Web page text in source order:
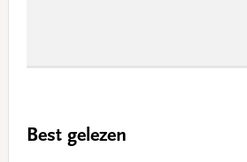
Best gelezen